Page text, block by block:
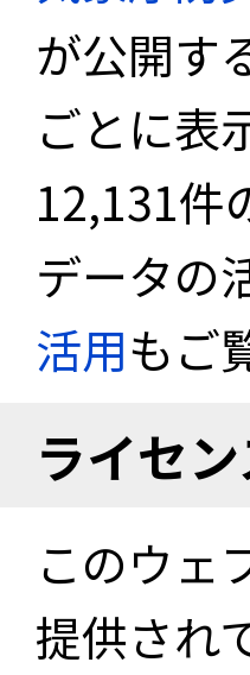
が公開す
ごとに表
12,131件
データの
活用もご
ライセ
このウェ
提供され